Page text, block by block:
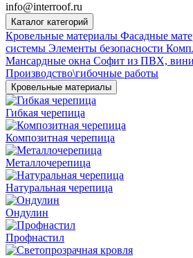
info@interroof.ru
Каталог категорий
Кровельные материалы Фасадные
системы Элементы безопасности
Мансардные окна Софит из ПВХ,
Производство\гибочные работы
Кровельные материалы
Гибкая черепица
Композитная черепица
Металлочерепица
Натуральная черепица
Ондулин
Профнастил